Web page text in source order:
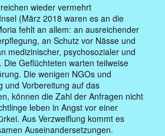
wieder vermehrt
(März 2018 waren es an die
fehlt an allem: an ausreichender
an Schutz vor Nässe und
medizinischer, psychosozialer und
Die Geflüchteten warten teilweise
Die wenigen NGOs und
und Vorbereitung auf das
können die Zahl der Anfragen nicht
leben in Angst vor einer
Aus Verzweiflung kommt es
Auseinandersetzungen.